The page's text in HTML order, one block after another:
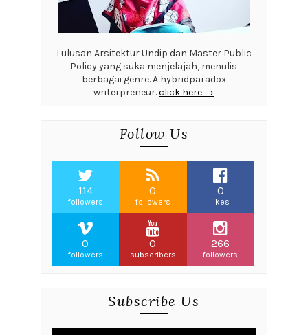
Lulusan Arsitektur Undip dan Master Public
Policy yang suka menjelajah, menulis
berbagai genre. A hybridparadox
writerpreneur.click here →
Follow Us
114
followers
0
followers
0
likes
0
followers
0
subscribers
266
followers
Subscribe Us